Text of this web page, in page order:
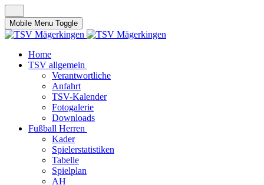
Mobile Menu Toggle
Home
TSV allgemein
Verantwortliche
Anfahrt
TSV-Kalender
Fotogalerie
Downloads
Fußball Herren
Kader
Spielerstatistiken
Tabelle
Spielplan
AH